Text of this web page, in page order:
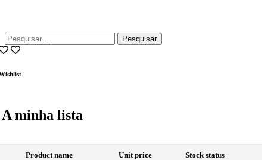
Pesquisar
por:
A minha lista
Product name Unit price Stock status